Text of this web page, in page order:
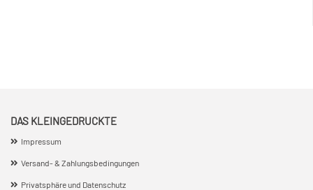
DAS KLEINGEDRUCKTE
Impressum
Versand- & Zahlungsbedingungen
Privatsphäre und Datenschutz